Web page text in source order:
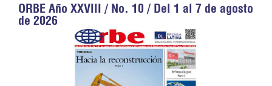
ORBE Año XXVIII / No. 10 / Del 1 al 7 de agosto
de 2026